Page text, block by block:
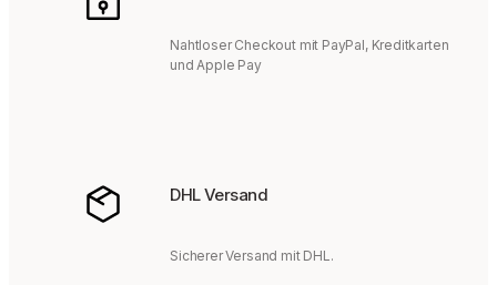
Nahtloser Checkout mit PayPal, Kreditkarten
und Apple Pay
DHL Versand
Sicherer Versand mit DHL.